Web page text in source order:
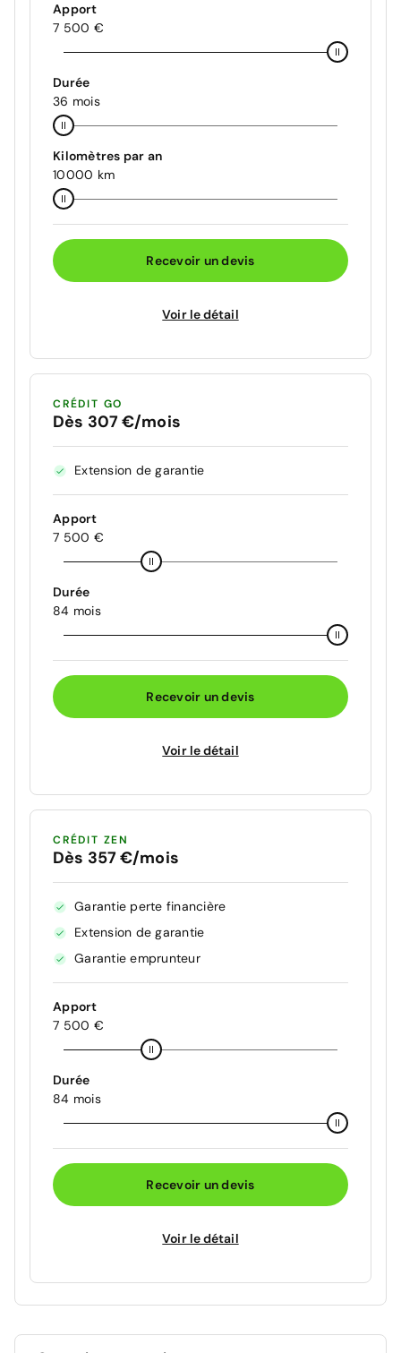
Apport
7 500 €
Durée
36 mois
Kilomètres par an
10000 km
Recevoir un devis
Voir le détail
CRÉDIT GO
Dès 307 €/mois
Extension de garantie
Apport
7 500 €
Durée
84 mois
Recevoir un devis
Voir le détail
CRÉDIT ZEN
Dès 357 €/mois
Garantie perte financière
Extension de garantie
Garantie emprunteur
Apport
7 500 €
Durée
84 mois
Recevoir un devis
Voir le détail